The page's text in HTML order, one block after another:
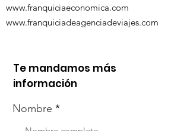
www.franquiciaeconomica.com
www.franquiciadeagenciadeviajes.com
Te mandamos más
información
Nombre